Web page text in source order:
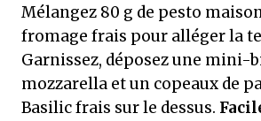
Mélangez 80 g de pesto
fromage frais pour alléger la
Garnissez, déposez une mini-
mozzarella et un copeaux de
Basilic frais sur le dessus.